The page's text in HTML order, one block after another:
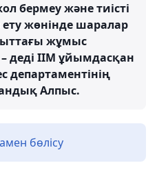
бермеу және тиісті
жөнінде шаралар
жұмыс
деді ІІМ ұйымдасқан
департаментінің
Алпыс.
бөлісу